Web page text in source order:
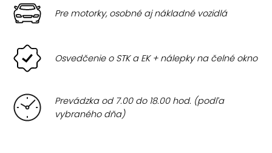
Pre motorky, osobné aj nákladné vozidlá
Osvedčenie o STK a EK + nálepky na čelné okno
Prevádzka od 7.00 do 18.00 hod. (podľa
vybraného dňa)